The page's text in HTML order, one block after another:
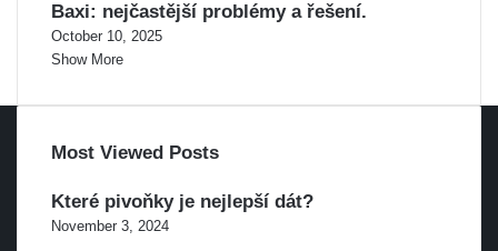
Baxi: nejčastější problémy a řešení.
October 10, 2025
Show More
Most Viewed Posts
Které pivoňky je nejlepší dát?
November 3, 2024